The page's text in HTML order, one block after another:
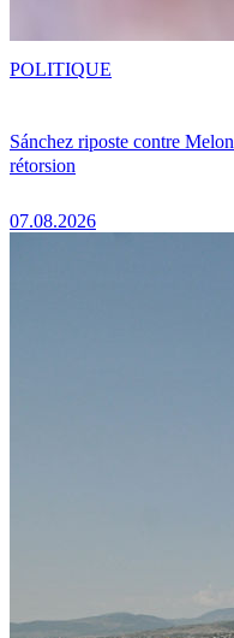
Sánchez riposte contre
rétorsion
07.08.2026
POLITIQUE